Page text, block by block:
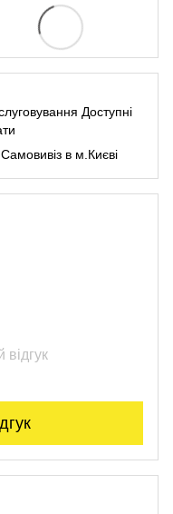
Доступні
в м.Києві